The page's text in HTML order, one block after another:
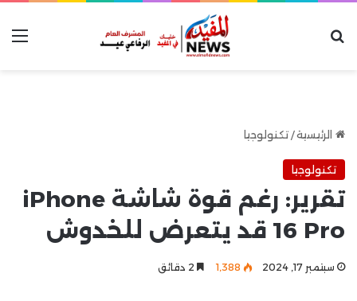
الرئيسية/ تكنولوجيا
تكنولوجيا
تقرير: رغم قوة شاشة iPhone
16 Pro قد يتعرض للخدوش
سبتمبر 17, 2024 1٬388